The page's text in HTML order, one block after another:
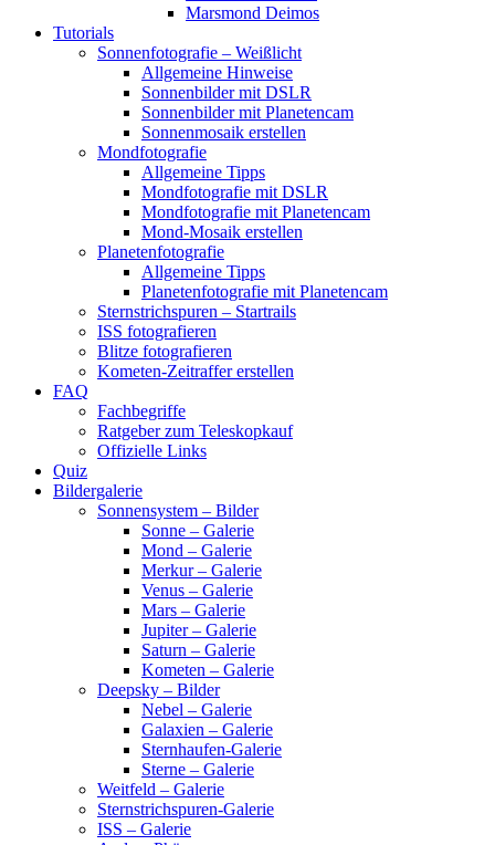
Marsmond Deimos
Tutorials
Sonnenfotografie – Weißlicht
Allgemeine Hinweise
Sonnenbilder mit DSLR
Sonnenbilder mit Planetencam
Sonnenmosaik erstellen
Mondfotografie
Allgemeine Tipps
Mondfotografie mit DSLR
Mondfotografie mit Planetencam
Mond-Mosaik erstellen
Planetenfotografie
Allgemeine Tipps
Planetenfotografie mit Planetencam
Sternstrichspuren – Startrails
ISS fotografieren
Blitze fotografieren
Kometen-Zeitraffer erstellen
FAQ
Fachbegriffe
Ratgeber zum Teleskopkauf
Offizielle Links
Quiz
Bildergalerie
Sonnensystem – Bilder
Sonne – Galerie
Mond – Galerie
Merkur – Galerie
Venus – Galerie
Mars – Galerie
Jupiter – Galerie
Saturn – Galerie
Kometen – Galerie
Deepsky – Bilder
Nebel – Galerie
Galaxien – Galerie
Sternhaufen-Galerie
Sterne – Galerie
Weitfeld – Galerie
Sternstrichspuren-Galerie
ISS – Galerie